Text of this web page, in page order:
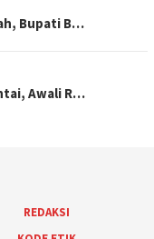
Bupati B…
Awali R…
REDAKSI